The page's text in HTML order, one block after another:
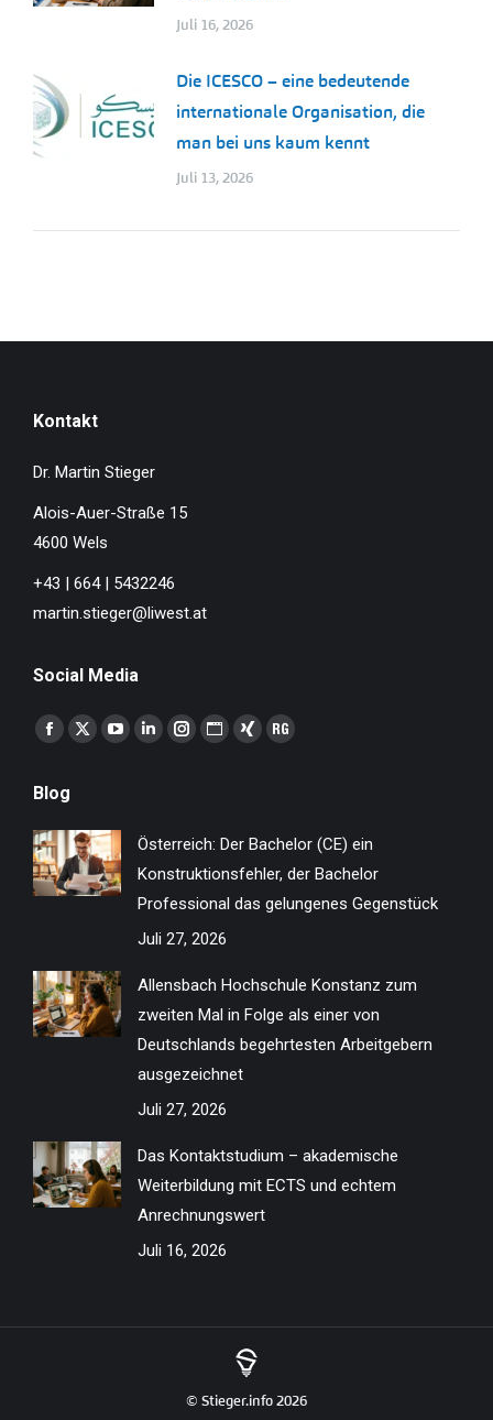
Juli 16, 2026
Die ICESCO – eine bedeutende
internationale Organisation, die
man bei uns kaum kennt
Juli 13, 2026
Kontakt
Dr. Martin Stieger
Alois-Auer-Straße 15
4600 Wels
+43 | 664 | 5432246
martin.stieger@liwest.at
Social Media
Finden Sie uns auf:
Facebook
opens
in
new
window
X
in
new
window
YouTube
in
new
window
Linkedin
new
window
Instagram
new
window
Website
new
window
XING
new
window
ResearchGate
new
window
Blog
Österreich: Der Bachelor (CE) ein
Konstruktionsfehler, der Bachelor
Professional das gelungenes Gegenstück
Juli 27, 2026
Allensbach Hochschule Konstanz zum
zweiten Mal in Folge als einer von
Deutschlands begehrtesten Arbeitgebern
ausgezeichnet
Juli 27, 2026
Das Kontaktstudium – akademische
Weiterbildung mit ECTS und echtem
Anrechnungswert
Juli 16, 2026
© Stieger.info 2026